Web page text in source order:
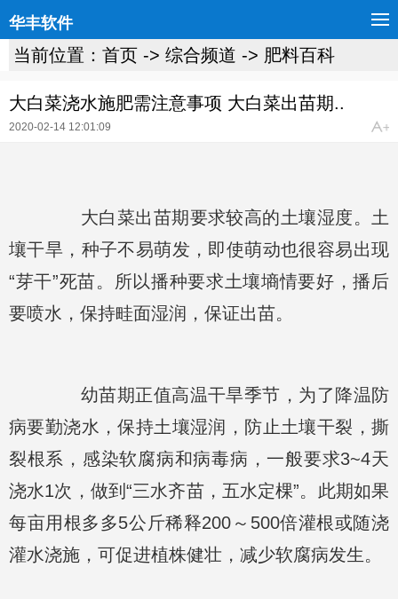
华丰软件
当前位置： 首页 -> 综合频道 -> 肥料百科
大白菜浇水施肥需注意事项 大白菜出苗期..
2020-02-14 12:01:09
大白菜出苗期要求较高的土壤湿度。土
壤干旱，种子不易萌发，即使萌动也很容易出现
“芽干”死苗。所以播种要求土壤墒情要好，播后
要喷水，保持畦面湿润，保证出苗。
幼苗期正值高温干旱季节，为了降温防
病要勤浇水，保持土壤湿润，防止土壤干裂，撕
裂根系，感染软腐病和病毒病，一般要求3~4天
浇水1次，做到“三水齐苗，五水定棵”。此期如果
每亩用根多多5公斤稀释200～500倍灌根或随浇
灌水浇施，可促进植株健壮，减少软腐病发生。